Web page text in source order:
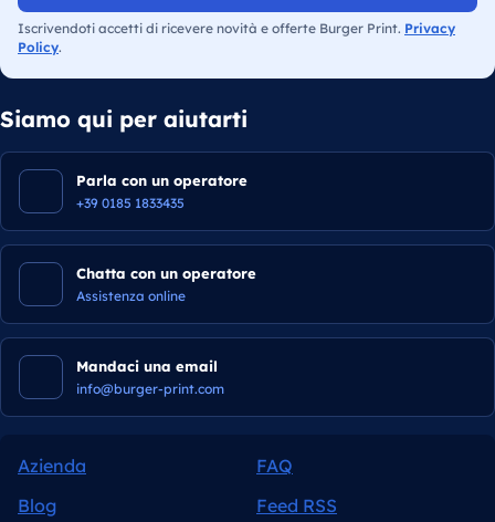
Iscrivendoti accetti di ricevere novità e offerte Burger Print. Privacy
Policy.
Siamo qui per aiutarti
Parla con un operatore
+39 0185 1833435
Chatta con un operatore
Assistenza online
Mandaci una email
info@burger-print.com
Azienda
FAQ
Blog
Feed RSS